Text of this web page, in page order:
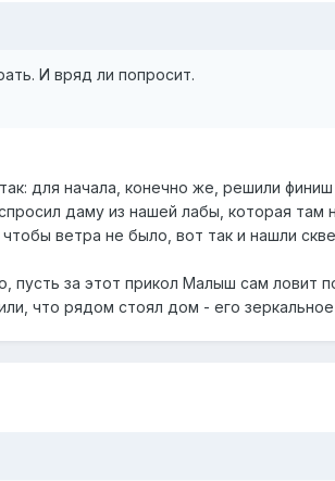
И вряд ли попросит.
для начала, конечно же, решили
даму из нашей лабы, которая
ветра не было, вот так и нашли
пусть за этот прикол Малыш сам
что рядом стоял дом - его